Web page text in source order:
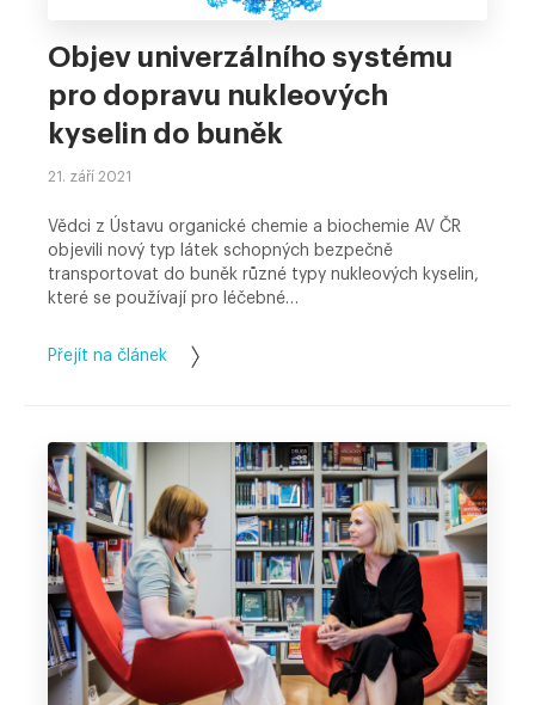
Objev univerzálního systému
pro dopravu nukleových
kyselin do buněk
21. září 2021
Vědci z Ústavu organické chemie a biochemie AV ČR
objevili nový typ látek schopných bezpečně
transportovat do buněk různé typy nukleových kyselin,
které se používají pro léčebné…
Přejít na článek